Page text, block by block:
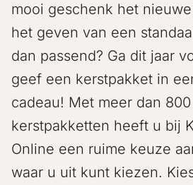
mooi geschenk het
het geven van een
dan passend? Ga dit jaar
geef een kerstpakket in
cadeau! Met meer dan
kerstpakketten heeft u bij
Online een ruime keuze
waar u uit kunt kiezen.